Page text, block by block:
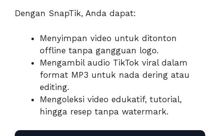
Dengan SnapTik, Anda dapat:
Menyimpan video untuk ditonton
offline tanpa gangguan logo.
Mengambil audio TikTok viral dalam
format MP3 untuk nada dering atau
editing.
Mengoleksi video edukatif, tutorial,
hingga resep tanpa watermark.